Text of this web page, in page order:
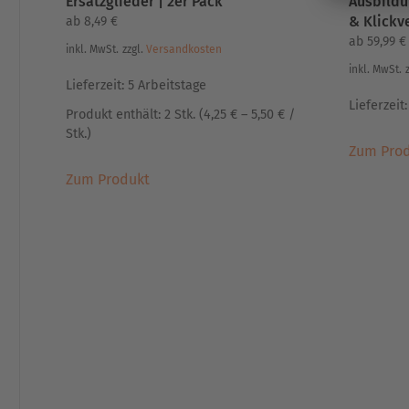
ab 8,49 €
inkl. MwSt. zzgl. Versandkosten
Lieferzeit: 5 Arbeitstage
Produkt enthält: 2 Stk. (4,25 € – 5,50 € /
Stk.)
Zum ProduktProdukt
&
ab 59,99 €
inkl. MwSt.
Lieferzeit:
Zum